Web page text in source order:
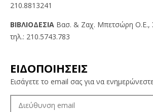
210.8813241
BIBΛIOΔEΣIA Βασ. & Ζαχ. Μπετσώρη O.Ε.,
τηλ.: 210.5743.783
ΕΙΔΟΠΟΙΗΣΕΙΣ
Εισάγετε το email σας για να
ΔΙΕΎΘΥΝΣΗ